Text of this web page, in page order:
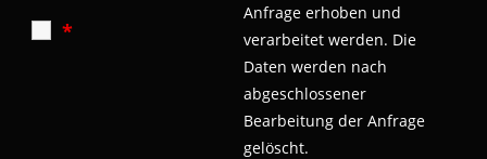
*
Anfrage erhoben und
verarbeitet werden. Die
Daten werden nach
abgeschlossener
Bearbeitung der Anfrage
gelöscht.